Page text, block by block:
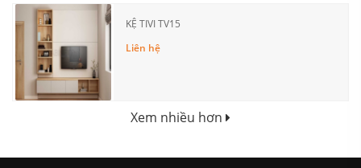
KỆ TIVI TV15
Liên hệ
Xem nhiều hơn